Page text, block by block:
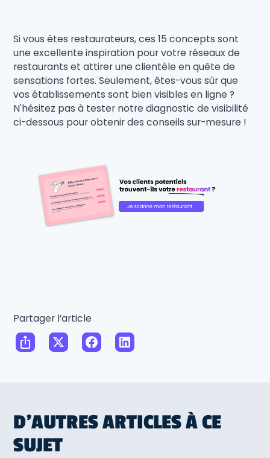
Si vous êtes restaurateurs, ces 15 concepts sont
une excellente inspiration pour votre réseaux de
restaurants et attirer une clientèle en quête de
sensations fortes. Seulement, êtes-vous sûr que
vos établissements sont bien visibles en ligne ?
N'hésitez pas à tester notre diagnostic de visibilité
ci-dessous pour obtenir des conseils sur-mesure !
Partager l’article
D'AUTRES ARTICLES À CE
SUJET